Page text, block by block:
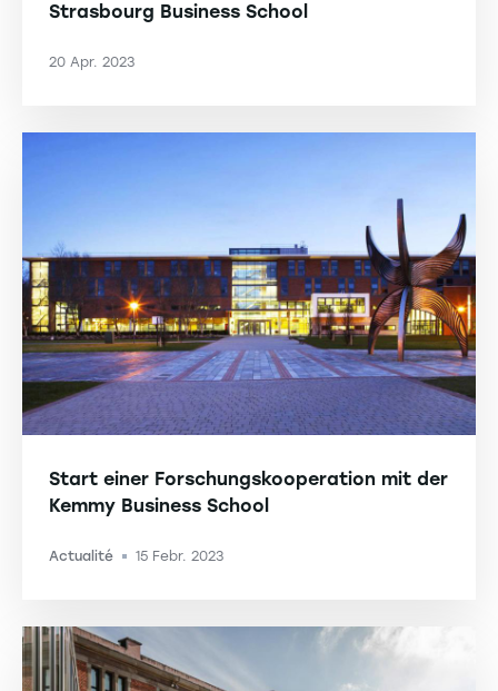
Strasbourg Business School
20 Apr. 2023
Start einer Forschungskooperation mit der
Kemmy Business School
Actualité -15 Febr. 2023